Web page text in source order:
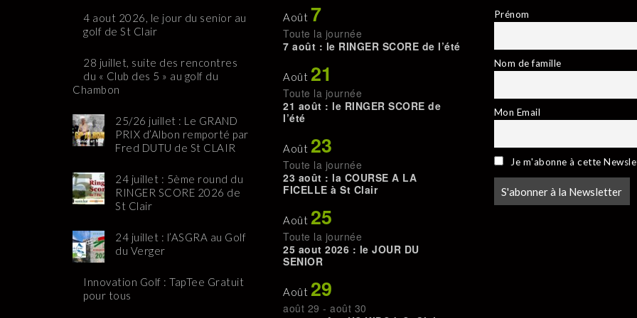
4 aout 2026, le jour du senior au
golf de St Clair
28 juillet, suite des rencontres
du « Club des 5 » au golf du
Chambon
25/26 juillet : Le GRAND
PRIX d’Albon remporté par
Fred DUTU de St CLAIR
24 juillet : 5ème round du
RINGER SCORE 2026 de
St Clair
24 juillet : l’ASGRA au Golf
du Verger
Innovation Golf : TapTee Gratuit
pour tous
Août 7
Toute la journée
7 août : le RINGER SCORE de l’été
Août 21
Toute la journée
21 août : le RINGER SCORE de
l’été
Août 23
Toute la journée
23 août : la COURSE A LA
FICELLE à St Clair
Août 25
Toute la journée
25 aout 2026 : le JOUR DU
SENIOR
Août 29
août 29 -août 30
Prénom
Nom de famille
Mon Email
Je m'abonne à cette